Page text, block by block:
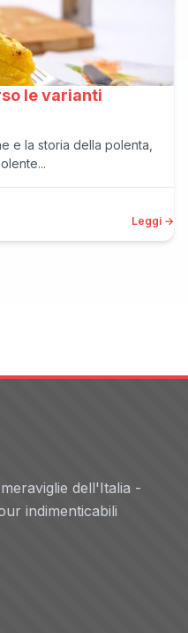
le varianti
e la storia della polenta,
Leggi →
dell'Italia -
indimenticabili